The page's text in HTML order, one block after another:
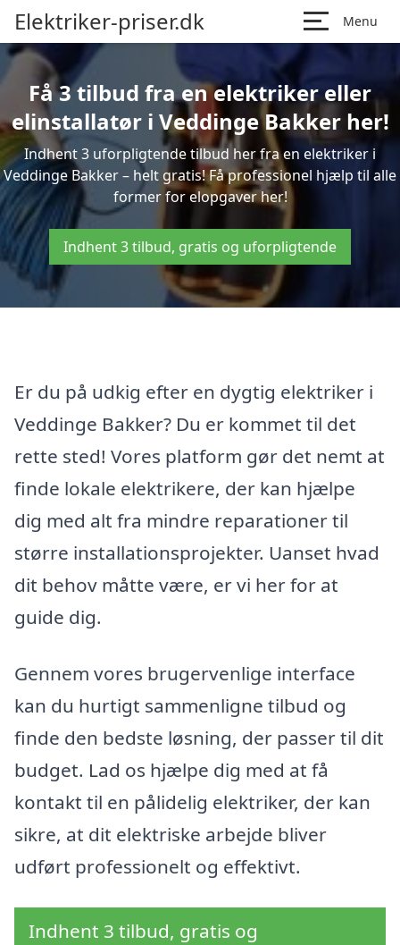
Elektriker-priser.dk Menu
Få 3 tilbud fra en elektriker eller
elinstallatør i Veddinge Bakker her!
Indhent 3 uforpligtende tilbud her fra en elektriker i
Veddinge Bakker – helt gratis! Få professionel hjælp til alle
former for elopgaver her!
Indhent 3 tilbud, gratis og uforpligtende
Er du på udkig efter en dygtig elektriker i
Veddinge Bakker? Du er kommet til det
rette sted! Vores platform gør det nemt at
finde lokale elektrikere, der kan hjælpe
dig med alt fra mindre reparationer til
større installationsprojekter. Uanset hvad
dit behov måtte være, er vi her for at
guide dig.
Gennem vores brugervenlige interface
kan du hurtigt sammenligne tilbud og
finde den bedste løsning, der passer til dit
budget. Lad os hjælpe dig med at få
kontakt til en pålidelig elektriker, der kan
sikre, at dit elektriske arbejde bliver
udført professionelt og effektivt.
Indhent 3 tilbud, gratis og